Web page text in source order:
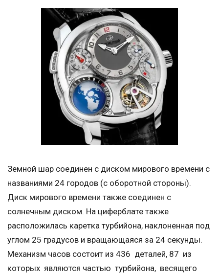
Земной шар соединен с диском мирового времени с
названиями 24 городов (с оборотной стороны).
Диск мирового времени также соединен с
солнечным диском. На циферблате также
расположилась каретка турбийона, наклоненная под
углом 25 градусов и вращающаяся за 24 секунды.
Механизм часов состоит из 436 деталей, 87 из
которых являются частью турбийона, весящего